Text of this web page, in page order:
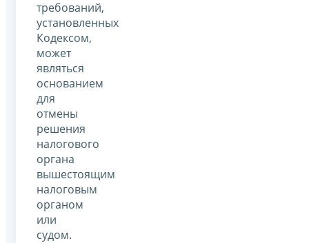
требований,
установленных
Кодексом,
может
являться
основанием
для
отмены
решения
налогового
органа
вышестоящим
налоговым
органом
или
судом.